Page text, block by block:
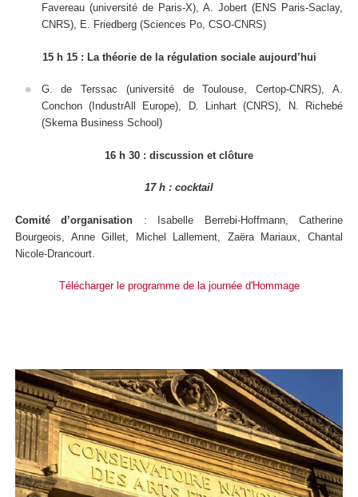
Favereau (université de Paris-X), A. Jobert (ENS Paris-Saclay,
CNRS), E. Friedberg (Sciences Po, CSO-CNRS)
15 h 15 : La théorie de la régulation sociale aujourd’hui
G. de Terssac (université de Toulouse, Certop-CNRS), A.
Conchon (IndustrAll Europe), D. Linhart (CNRS), N. Richebé
(Skema Business School)
16 h 30 : discussion et clôture
17 h : cocktail
Comité d’organisation : Isabelle Berrebi-Hoffmann, Catherine
Bourgeois, Anne Gillet, Michel Lallement, Zaëra Mariaux, Chantal
Nicole-Drancourt.
Télécharger le programme de la journée d'Hommage